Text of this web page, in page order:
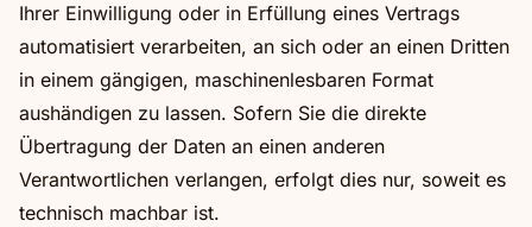
Ihrer Einwilligung oder in Erfüllung eines Vertrags
automatisiert verarbeiten, an sich oder an einen Dritten
in einem gängigen, maschinenlesbaren Format
aushändigen zu lassen. Sofern Sie die direkte
Übertragung der Daten an einen anderen
Verantwortlichen verlangen, erfolgt dies nur, soweit es
technisch machbar ist.